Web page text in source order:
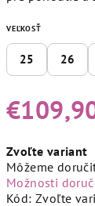
VEĽKOSŤ
25 26
cena:
Zvoľte variant
Môžeme
Možnosti
Kód: Zvoľte